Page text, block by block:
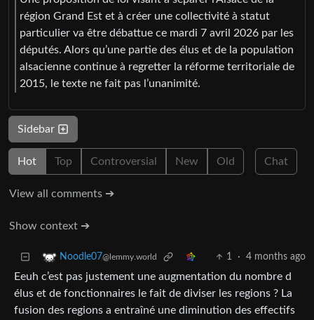
région Grand Est et à créer une collectivité à statut
particulier va être débattue ce mardi 7 avril 2026 par les
députés. Alors qu’une partie des élus et de la population
alsacienne continue à regretter la réforme territoriale de
2015, le texte ne fait pas l’unanimité.
Sidebar
Hot Top Controversial New Old Chat
View all comments ➔
Show context ➔
Noodle07@lemmy.world 1 · 4 months ago
Eeuh c’est pas justement une augmentation du nombre d
élus et de fonctionnaires le fait de diviser les regions ? La
fusion des regions a entraîné une diminution des effectifs